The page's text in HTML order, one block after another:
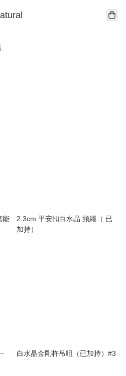
能
2.3cm 平安扣白水晶 頸繩（ 已
加持）
白水晶金剛杵吊咀（已加持）#3